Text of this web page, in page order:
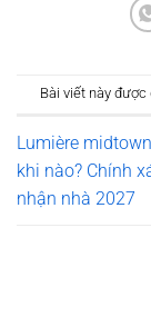
Bài viết này được
Lumière
khi nào? Chính
nhận nhà 2027